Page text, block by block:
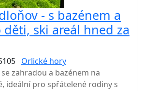
- s bazénem a
ski areál hned za
Orlické hory
zahradou a bazénem na
ideální pro spřátelené rodiny s